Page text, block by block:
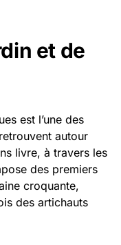
et de
est l’une des
autour
livre, à travers les
des premiers
croquante,
des artichauts